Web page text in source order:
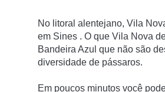
No litoral alentejano, Vila
em Sines . O que Vila Nova
Bandeira Azul que não são
diversidade de pássaros.
Em poucos minutos você